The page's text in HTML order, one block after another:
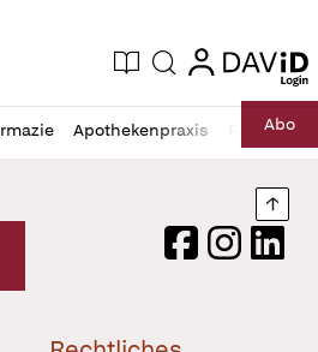
Zeitung
Aktuelle Ausgabe
Suche login
login
Apothekenpraxis RechtAbo
Logo
FacebookInstagram